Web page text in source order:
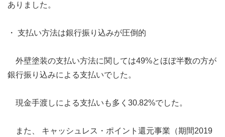
ありました。
・ 支払い方法は銀行振り込みが圧倒的
外壁塗装の支払い方法に関しては49%とほぼ半数の方が
銀行振り込みによる支払いでした。
現金手渡しによる支払いも多く30.82%でした。
また、 キャッシュレス・ポイント還元事業（期間2019